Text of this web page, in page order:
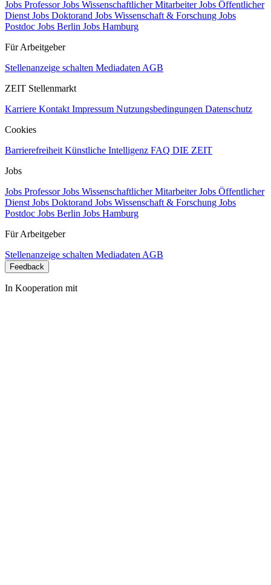
Jobs ProfessorJobs Wissenschaftlicher MitarbeiterJobs Öffentlicher
Dienst Jobs Doktorand Jobs Wissenschaft & Forschung Jobs
Postdoc Jobs Berlin Jobs Hamburg
Für Arbeitgeber
Stellenanzeige schalten Mediadaten AGB
ZEIT Stellenmarkt
Karriere Kontakt Impressum Nutzungsbedingungen Datenschutz
Cookies
Barrierefreiheit Künstliche Intelligenz FAQ DIE ZEIT
Jobs
Jobs ProfessorJobs Wissenschaftlicher MitarbeiterJobs Öffentlicher
Dienst Jobs Doktorand Jobs Wissenschaft & Forschung Jobs
Postdoc Jobs Berlin Jobs Hamburg
Für Arbeitgeber
Stellenanzeige schalten Mediadaten AGB
Feedback
In Kooperation mit